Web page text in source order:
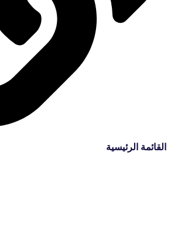
القائمة الرئيسية